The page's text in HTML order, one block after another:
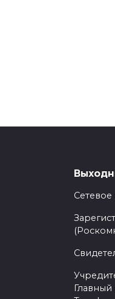
Сетевое